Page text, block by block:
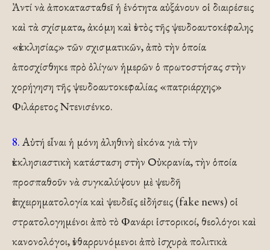
Ἀντί νὰ ἀποκατασταθεῖ ἡ ἑνότητα αὐξάνουν οἱ διαιρέσεις
καὶ τὰ σχίσματα, ἀκόμη καὶ ἐντὸς τῆς ψευδοαυτοκέφαλης
«ἐκκλησίας» τῶν σχισματικῶν, ἀπὸ τὴν ὁποία
ἀποσχίσθηκε πρὸ ὀλίγων ἡμερῶν ὁ πρωτοστήσας στὴν
χορήγηση τῆς ψευδοαυτοκεφαλίας «πατριάρχης»
Φιλάρετος Ντενισένκο.
8.Αὐτή εἶναι ἡ μόνη ἀληθινὴ εἰκόνα γιὰ τὴν
ἐκκλησιαστικὴ κατάσταση στὴν Οὐκρανία, τὴν ὁποία
προσπαθοῦν νὰ συγκαλύψουν μὲ ψευδῆ
ἐπιχειρηματολογία καὶ ψευδεῖς εἰδήσεις (fake news) οἱ
στρατολογημένοι ἀπὸ τὸ Φανάρι ἱστορικοί, θεολόγοι καὶ
κανονολόγοι, ἐνθαρρυνόμενοι ἀπὸ ἰσχυρὰ πολιτικὰ